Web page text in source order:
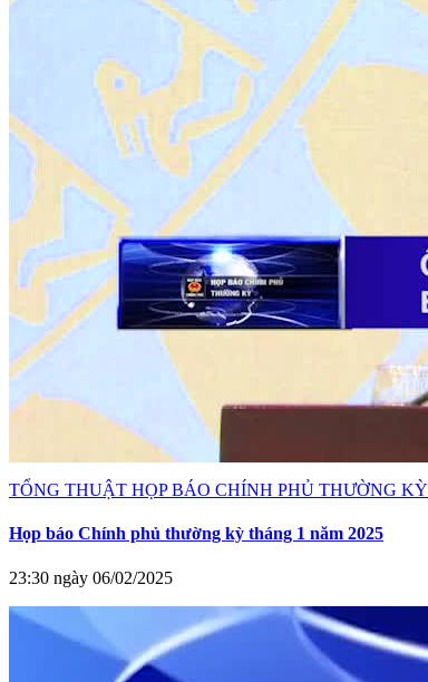
TỔNG THUẬT HỌP BÁO CHÍNH PHỦ THƯỜNG KỲ
Họp báo Chính phủ thường kỳ tháng 1 năm 2025
23:30 ngày 06/02/2025